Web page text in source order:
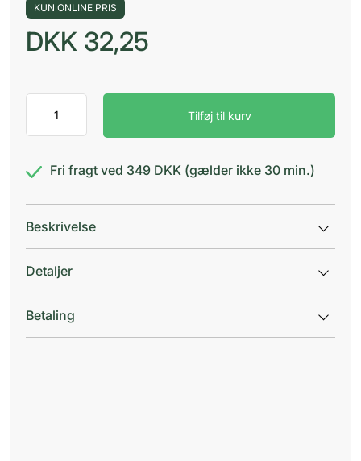
KUN ONLINE PRIS
DKK 32,25
ProtesBrush
antal
Tilføj til kurv
Fri fragt ved 349 DKK (gælder ikke 30 min.)
Beskrivelse
Detaljer
Betaling